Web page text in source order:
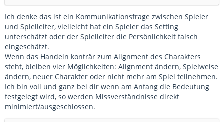
Ich denke das ist ein Kommunikationsfrage zwischen Spieler
und Spielleiter, vielleicht hat ein Spieler das Setting
unterschätzt oder der Spielleiter die Persönlichkeit falsch
eingeschätzt.
Wenn das Handeln konträr zum Alignment des Charakters
steht, bleiben vier Möglichkeiten: Alignment ändern, Spielweise
ändern, neuer Charakter oder nicht mehr am Spiel teilnehmen.
Ich bin voll und ganz bei dir wenn am Anfang die Bedeutung
festgelegt wird, so werden Missverständnisse direkt
minimiert/ausgeschlossen.